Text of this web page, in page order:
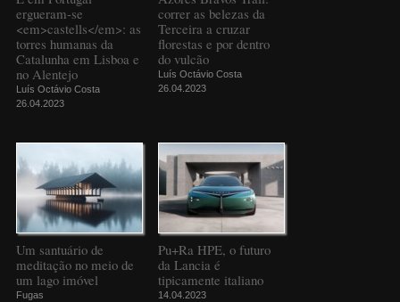
ergueram-se
<em>castells</em>: as
torres humanas da
Catalunha em Lisboa e
no Alentejo
Luís Octávio Costa
26.04.2023
correr as belezas da
Terceira a cruzar
florestas e por dentro
do vulcão
Luís Octávio Costa
26.04.2023
Um santuário de
meditação no meio de
um lago imóvel
Fugas
Pu+Ra HPE, o futuro
da Lancia é
tipicamente italiano
14.04.2023